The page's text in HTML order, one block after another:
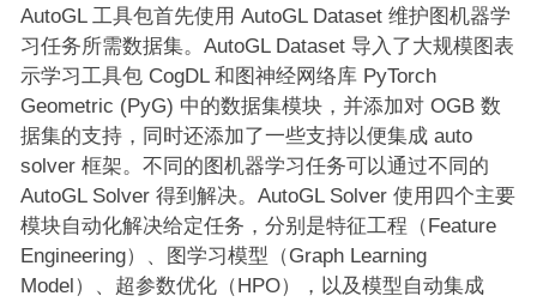
AutoGL 工具包首先使用 AutoGL Dataset 维护图机器学
习任务所需数据集。AutoGL Dataset 导入了大规模图表
示学习工具包 CogDL 和图神经网络库 PyTorch
Geometric (PyG) 中的数据集模块，并添加对 OGB 数
据集的支持，同时还添加了一些支持以便集成 auto
solver 框架。不同的图机器学习任务可以通过不同的
AutoGL Solver 得到解决。AutoGL Solver 使用四个主要
模块自动化解决给定任务，分别是特征工程（Feature
Engineering）、图学习模型（Graph Learning
Model）、超参数优化（HPO），以及模型自动集成